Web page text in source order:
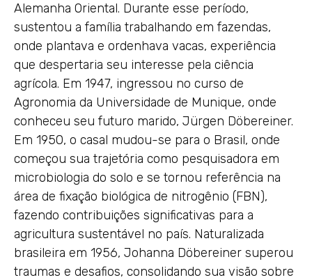
Alemanha Oriental. Durante esse período,
sustentou a família trabalhando em fazendas,
onde plantava e ordenhava vacas, experiência
que despertaria seu interesse pela ciência
agrícola. Em 1947, ingressou no curso de
Agronomia da Universidade de Munique, onde
conheceu seu futuro marido, Jürgen Döbereiner.
Em 1950, o casal mudou-se para o Brasil, onde
começou sua trajetória como pesquisadora em
microbiologia do solo e se tornou referência na
área de fixação biológica de nitrogênio (FBN),
fazendo contribuições significativas para a
agricultura sustentável no país. Naturalizada
brasileira em 1956, Johanna Döbereiner superou
traumas e desafios, consolidando sua visão sobre